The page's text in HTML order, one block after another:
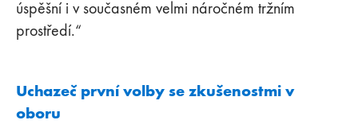
úspěšní i v současném velmi náročném tržním
prostředí.“
Uchazeč první volby se zkušenostmi v
oboru